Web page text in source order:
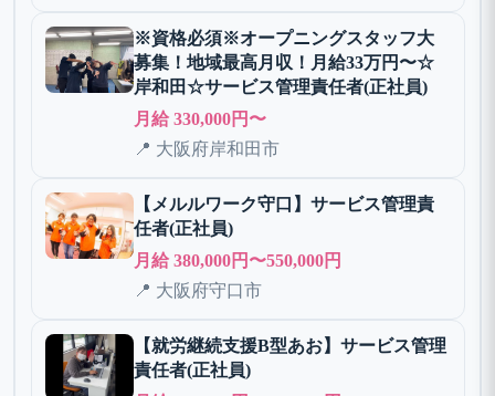
※資格必須※オープニングスタッフ大
募集！地域最高月収！月給33万円〜☆
岸和田☆サービス管理責任者(正社員)
月給 330,000円〜
📍 大阪府岸和田市
【メルルワーク守口】サービス管理責
任者(正社員)
月給 380,000円〜550,000円
📍 大阪府守口市
【就労継続支援B型あお】サービス管理
責任者(正社員)